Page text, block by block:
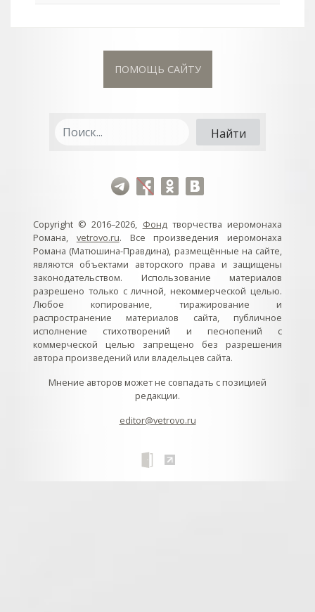
ПОМОЩЬ САЙТУ
Copyright © 2016–2026, Фонд творчества иеромонаха
Романа, vetrovo.ru. Все произведения иеромонаха
Романа (Матюшина-Правдина), размещённые на сайте,
являются объектами авторского права и защищены
законодательством. Использование материалов
разрешено только с личной, некоммерческой целью.
Любое копирование, тиражирование и
распространение материалов сайта, публичное
исполнение стихотворений и песнопений с
коммерческой целью запрещено без разрешения
автора произведений или владельцев сайта.
Мнение авторов может не совпадать с позицией
редакции.
editor@vetrovo.ru